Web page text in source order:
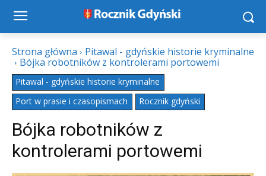
Strona główna
Pitawal - gdyńskie historie kryminalne
Bójka robotników z kontrolerami portowemi
Pitawal - gdyńskie historie kryminalne
Port w prasie i czasopismach
Rocznik gdyński
Bójka robotników z
kontrolerami portowemi